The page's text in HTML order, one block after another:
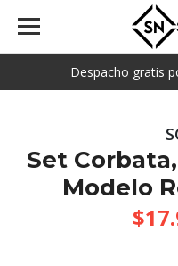
Despacho gratis
Set
Modelo